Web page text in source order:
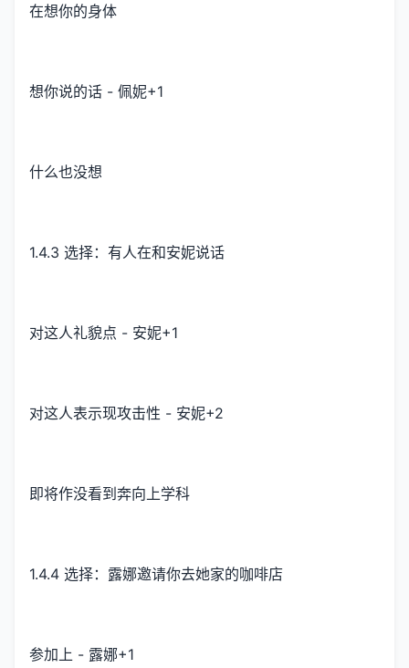
在想你的身体
想你说的话 - 佩妮+1
什么也没想
1.4.3 选择：有人在和安妮说话
对这人礼貌点 - 安妮+1
对这人表示现攻击性 - 安妮+2
即将作没看到奔向上学科
1.4.4 选择：露娜邀请你去她家的咖啡店
参加上 - 露娜+1